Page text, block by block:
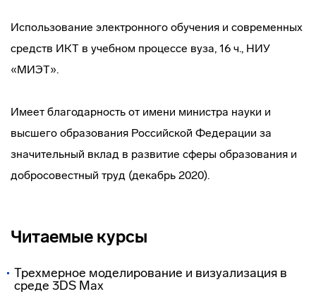
Использование электронного обучения и современных
средств ИКТ в учебном процессе вуза, 16 ч., НИУ
«МИЭТ».
Имеет благодарность от имени министра науки и
высшего образования Российской̆ Федерации за
значительный вклад в развитие сферы образования и
добросовестный труд (декабрь 2020).
Читаемые курсы
Трехмерное моделирование и визуализация в
среде 3DS Max